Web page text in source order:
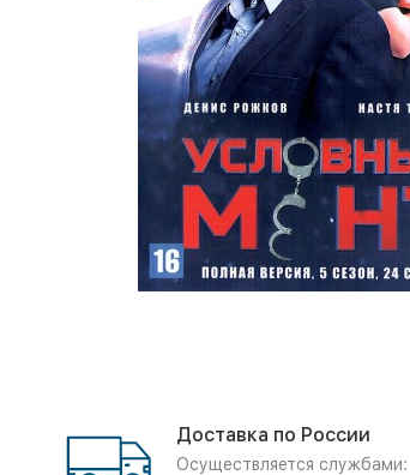
Доставка по России
Осуществляется